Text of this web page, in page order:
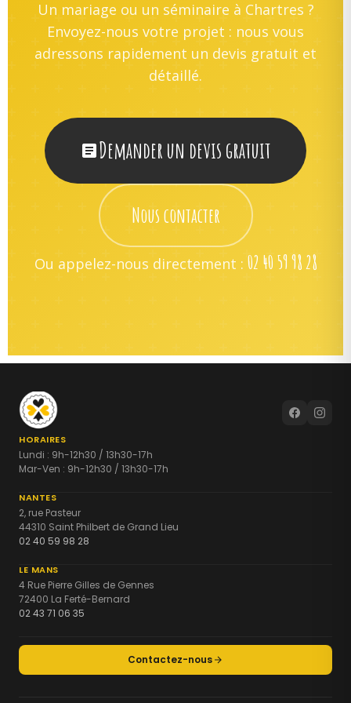
Un mariage ou un séminaire à Chartres ?
Envoyez-nous votre projet : nous vous
adressons rapidement un devis gratuit et
détaillé.
Demander un devis gratuit
Nous contacter
Ou appelez-nous directement : 02 40 59 98 28
HORAIRES
Lundi : 9h-12h30 / 13h30-17h
Mar-Ven : 9h-12h30 / 13h30-17h
NANTES
2, rue Pasteur
44310 Saint Philbert de Grand Lieu
02 40 59 98 28
LE MANS
4 Rue Pierre Gilles de Gennes
72400 La Ferté-Bernard
02 43 71 06 35
Contactez-nous